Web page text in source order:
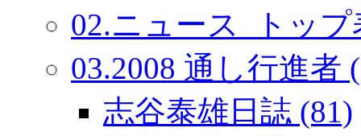
02.ニュース_トップ
03.2008 通し行進者
志谷泰雄日誌 (81)